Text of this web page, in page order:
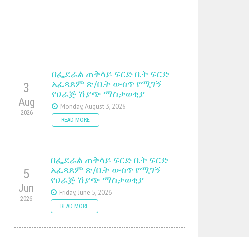
3
Aug
2026
በፌደራል ጠቅላይ ፍርድ ቤት ፍርድ
አፈጻጸም ጽ/ቤት ውስጥ የሚገኝ
የሀራጅ ሽያጭ ማስታወቂያ
Monday, August 3, 2026
READ MORE
5
Jun
2026
በፌደራል ጠቅላይ ፍርድ ቤት ፍርድ
አፈጻጸም ጽ/ቤት ውስጥ የሚገኝ
የሀራጅ ሽያጭ ማስታወቂያ
Friday, June 5, 2026
READ MORE